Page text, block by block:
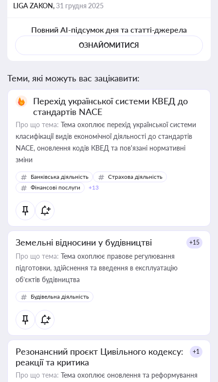
LIGA ZAKON,31 грудня 2025
Повний AI-підсумок дня та статті-джерела
ОЗНАЙОМИТИСЯ
Теми, які можуть вас зацікавити:
Перехід української системи КВЕД до
стандартів NACE
Про що тема: Тема охоплює перехід української системи
класифікації видів економічної діяльності до стандартів
NACE, оновлення кодів КВЕД та пов'язані нормативні
зміни
Банківська діяльність
Страхова діяльність
Фінансові послуги
+13
Земельні відносини у будівництві +15
Про що тема: Тема охоплює правове регулювання
підготовки, здійснення та введення в експлуатацію
об’єктів будівництва
Будівельна діяльність
Резонансний проєкт Цивільного кодексу:
реакції та критика
+1
Про що тема: Тема охоплює оновлення та реформування